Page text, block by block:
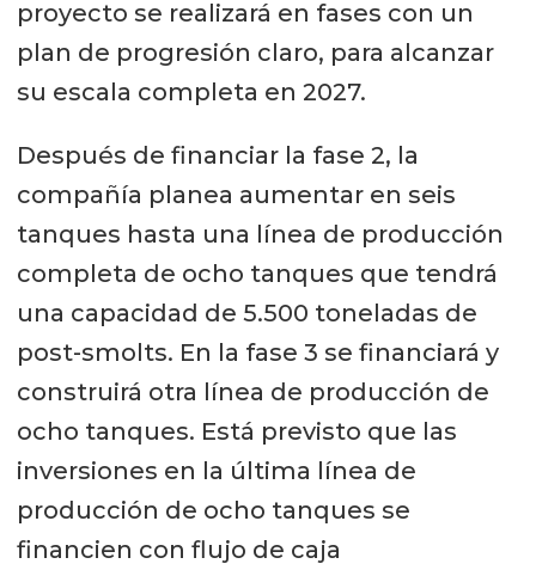
proyecto se realizará en fases con un
plan de progresión claro, para alcanzar
su escala completa en 2027.
Después de financiar la fase 2, la
compañía planea aumentar en seis
tanques hasta una línea de producción
completa de ocho tanques que tendrá
una capacidad de 5.500 toneladas de
post-smolts. En la fase 3 se financiará y
construirá otra línea de producción de
ocho tanques. Está previsto que las
inversiones en la última línea de
producción de ocho tanques se
financien con flujo de caja